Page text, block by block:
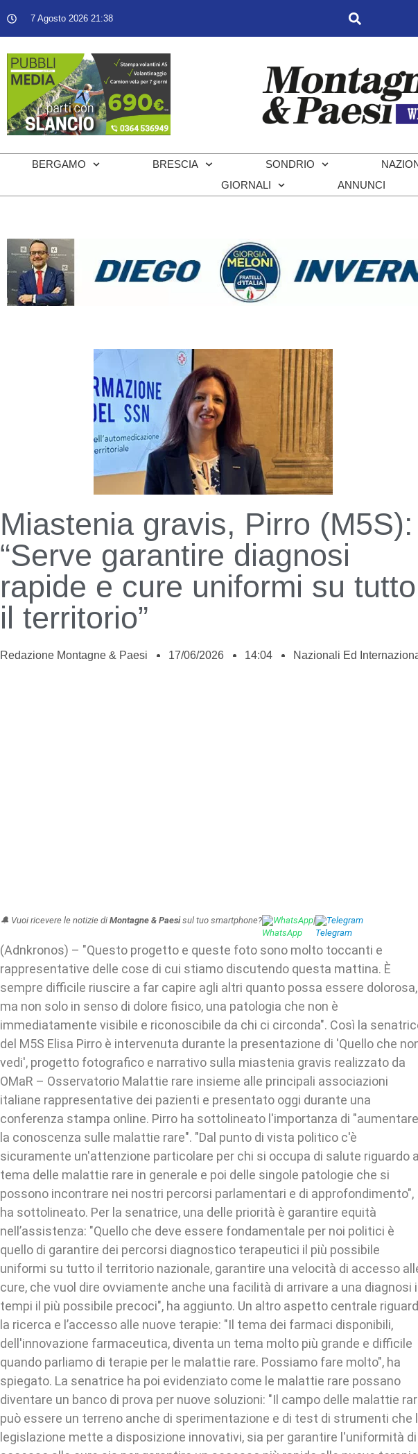
7 Agosto 2026 21:38
BERGAMO BRESCIA SONDRIO
GIORNALI
ANNUNCI
Miastenia gravis, Pirro (M5S):
“Serve garantire diagnosi
rapide e cure uniformi su tutto
il territorio”
Redazione Montagne & Paesi 17/06/2026 14:04 Nazionali Ed
🔔 Vuoi ricevere le notizie di Montagne & Paesisul tuo smartphone? WhatsApp| Telegram
(Adnkronos) – "Questo progetto e queste foto sono molto toccanti e
rappresentative delle cose di cui stiamo discutendo questa mattina. È
sempre difficile riuscire a far capire agli altri quanto possa essere dolorosa,
ma non solo in senso di dolore fisico, una patologia che non è
immediatamente visibile e riconoscibile da chi ci circonda". Così la
del M5S Elisa Pirro è intervenuta durante la presentazione di 'Quello che
vedi', progetto fotografico e narrativo sulla miastenia gravis realizzato da
OMaR – Osservatorio Malattie rare insieme alle principali associazioni
italiane rappresentative dei pazienti e presentato oggi durante una
conferenza stampa online. Pirro ha sottolineato l'importanza di "aumentare
la conoscenza sulle malattie rare". "Dal punto di vista politico c'è
sicuramente un'attenzione particolare per chi si occupa di salute riguardo al
tema delle malattie rare in generale e poi delle singole patologie che si
possono incontrare nei nostri percorsi parlamentari e di approfondimento",
ha sottolineato. Per la senatrice, una delle priorità è garantire equità
nell’assistenza: "Quello che deve essere fondamentale per noi politici è
quello di garantire dei percorsi diagnostico terapeutici il più possibile
uniformi su tutto il territorio nazionale, garantire una velocità di accesso
cure, che vuol dire ovviamente anche una facilità di arrivare a una diagnosi
tempi il più possibile precoci", ha aggiunto. Un altro aspetto centrale
la ricerca e l’accesso alle nuove terapie: "Il tema dei farmaci disponibili,
dell'innovazione farmaceutica, diventa un tema molto più grande e difficile
quando parliamo di terapie per le malattie rare. Possiamo fare molto", ha
spiegato. La senatrice ha poi evidenziato come le malattie rare possano
diventare un banco di prova per nuove soluzioni: "Il campo delle malattie
può essere un terreno anche di sperimentazione e di test di strumenti che
legislazione mette a disposizione innovativi, sia per garantire l'uniformità di